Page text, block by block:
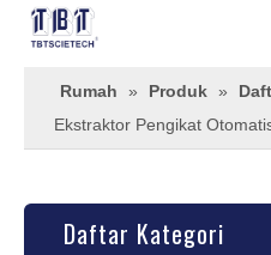
Rumah » Produk »
Ekstraktor Pengikat
Daftar Kategori